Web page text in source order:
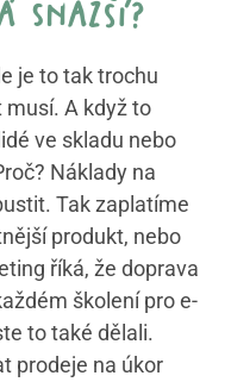
snazší?
je to tak trochu
A když to
ve skladu nebo
Náklady na
Tak zaplatíme
produkt, nebo
říká, že doprava
školení pro e-
to také dělali.
prodeje na úkor